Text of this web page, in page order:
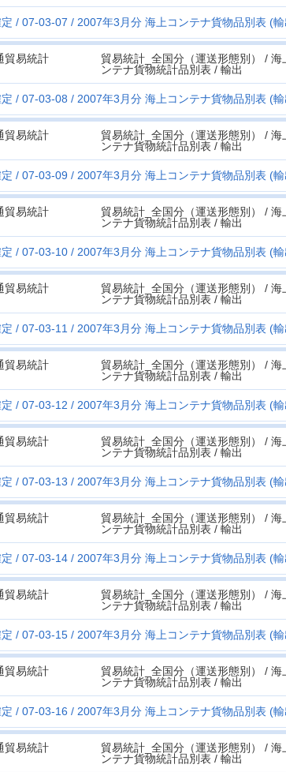
07-03-07 2007年3月分 海上コンテナ貨物品別表 (
貿易統計
貿易統計_全国分（運送形態別） / 海
ンテナ貨物統計品別表 / 輸出
07-03-08 2007年3月分 海上コンテナ貨物品別表 (
貿易統計
貿易統計_全国分（運送形態別） / 海
ンテナ貨物統計品別表 / 輸出
07-03-09 2007年3月分 海上コンテナ貨物品別表 (
貿易統計
貿易統計_全国分（運送形態別） / 海
ンテナ貨物統計品別表 / 輸出
07-03-10 2007年3月分 海上コンテナ貨物品別表 (
貿易統計
貿易統計_全国分（運送形態別） / 海
ンテナ貨物統計品別表 / 輸出
07-03-11 2007年3月分 海上コンテナ貨物品別表 (
貿易統計
貿易統計_全国分（運送形態別） / 海
ンテナ貨物統計品別表 / 輸出
07-03-12 2007年3月分 海上コンテナ貨物品別表 (
貿易統計
貿易統計_全国分（運送形態別） / 海
ンテナ貨物統計品別表 / 輸出
07-03-13 2007年3月分 海上コンテナ貨物品別表 (
貿易統計
貿易統計_全国分（運送形態別） / 海
ンテナ貨物統計品別表 / 輸出
07-03-14 2007年3月分 海上コンテナ貨物品別表 (
貿易統計
貿易統計_全国分（運送形態別） / 海
ンテナ貨物統計品別表 / 輸出
07-03-15 2007年3月分 海上コンテナ貨物品別表 (
貿易統計
貿易統計_全国分（運送形態別） / 海
ンテナ貨物統計品別表 / 輸出
07-03-16 2007年3月分 海上コンテナ貨物品別表 (
貿易統計
貿易統計_全国分（運送形態別） / 海
ンテナ貨物統計品別表 / 輸出